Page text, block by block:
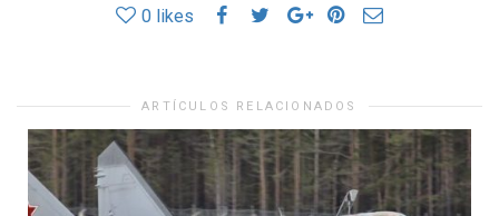
0 likes
ARTÍCULOS RELACIONADOS